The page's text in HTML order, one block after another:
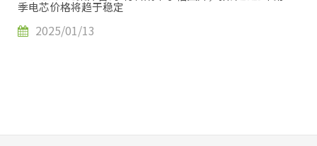
季电芯价格将趋于稳定
2025/01/13